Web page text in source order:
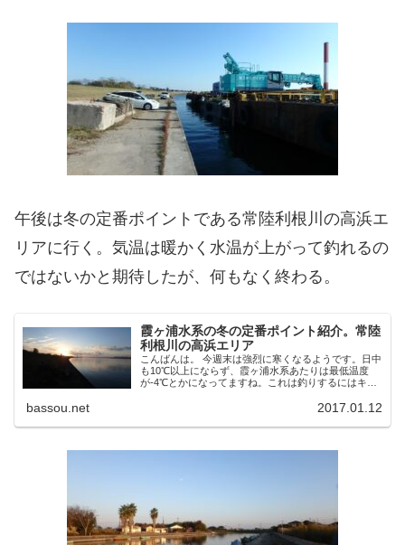
午後は冬の定番ポイントである常陸利根川の高浜エ
リアに行く。気温は暖かく水温が上がって釣れるの
ではないかと期待したが、何もなく終わる。
霞ヶ浦水系の冬の定番ポイント紹介。常陸
利根川の高浜エリア
こんばんは。 今週末は強烈に寒くなるようです。日中
も10℃以上にならず、霞ヶ浦水系あたりは最低温度
が-4℃とかになってますね。これは釣りするにはキツ
末に釣りに行こうかと思ったのですが、この寒さ...
bassou.net 2017.01.12